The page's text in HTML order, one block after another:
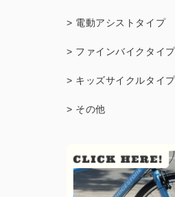
> 電動アシストタイプ
> ファインバイクタイプ
> キッズサイクルタイプ
> その他